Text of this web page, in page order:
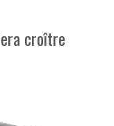
croître